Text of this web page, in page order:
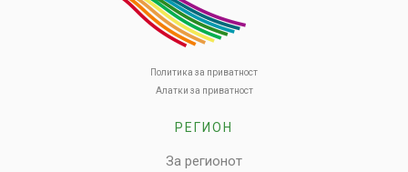
Политика за приватност
Алатки за приватност
РЕГИОН
За регионот